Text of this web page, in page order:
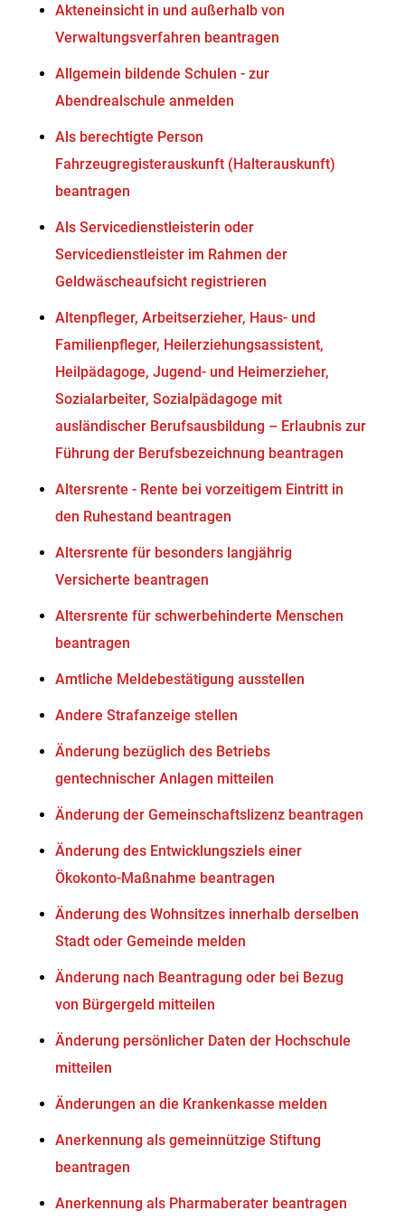
Akteneinsicht in und außerhalb von
Verwaltungsverfahren beantragen
Allgemein bildende Schulen - zur
Abendrealschule anmelden
Als berechtigte Person
Fahrzeugregisterauskunft (Halterauskunft)
beantragen
Als Servicedienstleisterin oder
Servicedienstleister im Rahmen der
Geldwäscheaufsicht registrieren
Altenpfleger, Arbeitserzieher, Haus- und
Familienpfleger, Heilerziehungsassistent,
Heilpädagoge, Jugend- und Heimerzieher,
Sozialarbeiter, Sozialpädagoge mit
ausländischer Berufsausbildung – Erlaubnis zur
Führung der Berufsbezeichnung beantragen
Altersrente - Rente bei vorzeitigem Eintritt in
den Ruhestand beantragen
Altersrente für besonders langjährig
Versicherte beantragen
Altersrente für schwerbehinderte Menschen
beantragen
Amtliche Meldebestätigung ausstellen
Andere Strafanzeige stellen
Änderung bezüglich des Betriebs
gentechnischer Anlagen mitteilen
Änderung der Gemeinschaftslizenz beantragen
Änderung des Entwicklungsziels einer
Ökokonto-Maßnahme beantragen
Änderung des Wohnsitzes innerhalb derselben
Stadt oder Gemeinde melden
Änderung nach Beantragung oder bei Bezug
von Bürgergeld mitteilen
Änderung persönlicher Daten der Hochschule
mitteilen
Änderungen an die Krankenkasse melden
Anerkennung als gemeinnützige Stiftung
beantragen
Anerkennung als Pharmaberater beantragen